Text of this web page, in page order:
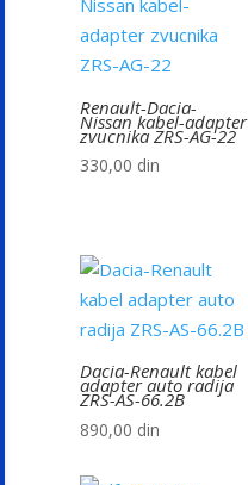
Renault-Dacia-
Nissan kabel-adapter
zvucnika ZRS-AG-22
330,00 din
Dacia-Renault kabel
adapter auto radija
ZRS-AS-66.2B
890,00 din